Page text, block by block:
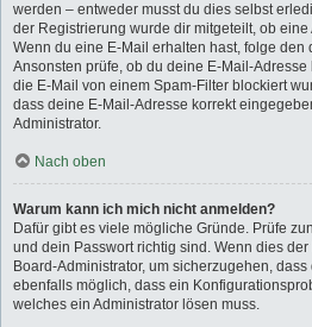
werden – entweder musst du dies selbst
der Registrierung wurde dir mitgeteilt, ob
Wenn du eine E-Mail erhalten hast, folge den
Ansonsten prüfe, ob du deine E-Mail-
die E-Mail von einem Spam-Filter blockiert
dass deine E-Mail-Adresse korrekt
Administrator.
Nach oben
Warum kann ich mich nicht anmelden?
Dafür gibt es viele mögliche Gründe. Prüfe
und dein Passwort richtig sind. Wenn dies
Board-Administrator, um sicherzugehen,
ebenfalls möglich, dass ein
welches ein Administrator lösen muss.